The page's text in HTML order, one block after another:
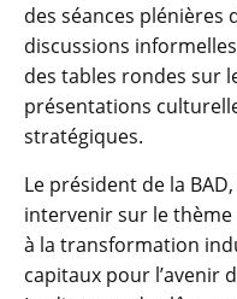
des séances plénières
discussions
des tables rondes sur
présentations
stratégiques.
Le président de la
intervenir sur le thème
à la transformation
capitaux pour l’avenir